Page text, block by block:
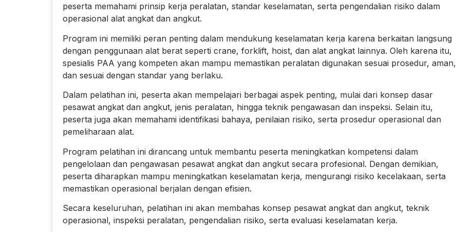
peserta memahami prinsip kerja peralatan, standar keselamatan, serta pengendalian risiko dalam
operasional alat angkat dan angkut.
Program ini memiliki peran penting dalam mendukung keselamatan kerja karena berkaitan langsung
dengan penggunaan alat berat seperti crane, forklift, hoist, dan alat angkat lainnya. Oleh karena itu,
spesialis PAA yang kompeten akan mampu memastikan peralatan digunakan sesuai prosedur, aman,
dan sesuai dengan standar yang berlaku.
Dalam pelatihan ini, peserta akan mempelajari berbagai aspek penting, mulai dari konsep dasar
pesawat angkat dan angkut, jenis peralatan, hingga teknik pengawasan dan inspeksi. Selain itu,
peserta juga akan memahami identifikasi bahaya, penilaian risiko, serta prosedur operasional dan
pemeliharaan alat.
Program pelatihan ini dirancang untuk membantu peserta meningkatkan kompetensi dalam
pengelolaan dan pengawasan pesawat angkat dan angkut secara profesional. Dengan demikian,
peserta diharapkan mampu meningkatkan keselamatan kerja, mengurangi risiko kecelakaan, serta
memastikan operasional berjalan dengan efisien.
Secara keseluruhan, pelatihan ini akan membahas konsep pesawat angkat dan angkut, teknik
operasional, inspeksi peralatan, pengendalian risiko, serta evaluasi keselamatan kerja.